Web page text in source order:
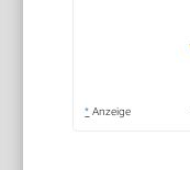
* Anzeige